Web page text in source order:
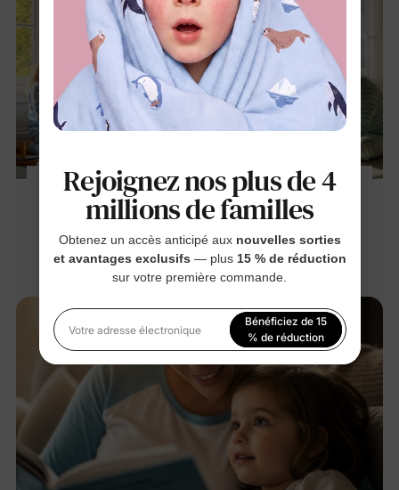
Choisir le meilleur pyjama pour enfant selon
les saisons : Le guide complet du parent
Rejoignez nos plus de 4
millions de familles
Obtenez un accès anticipé aux nouvelles sorties
et avantages exclusifs — plus 15 % de réduction
sur votre première commande.
Votre adresse électronique
Bénéficiez de 15
% de réduction
En vous inscrivant, vous acceptez notrePolitique de